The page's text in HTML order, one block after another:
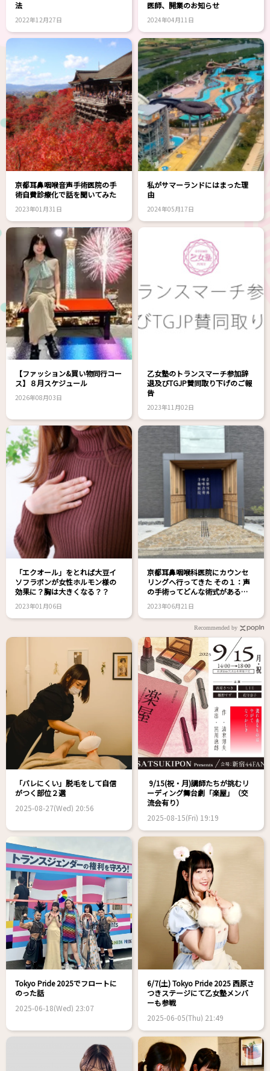
法
2022年12月27日
医師、開業のお知らせ
2024年04月11日
京都耳鼻咽喉音声手術医院の手
術自費診療化で話を聞いてみた
2023年01月31日
私がサマーランドにはまった理
由
2024年05月17日
【ファッション&買い物同行コー
ス】８月スケジュール
2026年08月03日
乙女塾のトランスマーチ参加辞
退及びTGJP賛同取り下げのご報
告
2023年11月02日
「エクオール」をとれば大豆イ
ソフラボンが女性ホルモン様の
効果に？胸は大きくなる？？
2023年01月06日
京都耳鼻咽喉科医院にカウンセ
リングへ行ってきた その１：声
の手術ってどんな術式がある
2023年06月21日
Recommended by
「バレにくい」脱毛をして自信
がつく部位２選
2025-08-27(Wed) 20:56
9/15(祝・月)講師たちが挑むリ
ーディング舞台劇「楽屋」（交
流会有り）
2025-08-15(Fri) 19:19
Tokyo Pride 2025でフロートに
のった話
2025-06-18(Wed) 23:07
6/7(土) Tokyo Pride 2025 西原さ
つきステージにて乙女塾メンバ
ーも参戦
2025-06-05(Thu) 21:49